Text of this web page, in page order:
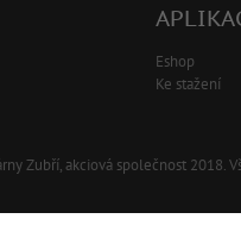
Eshop
Ke stažení
Zubří, akciová společnost 2018.